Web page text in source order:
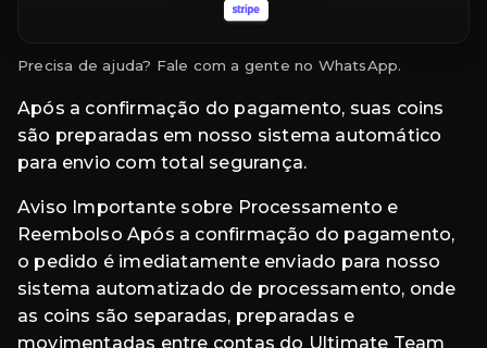
Precisa de ajuda? Fale com a gente no WhatsApp.
Após a confirmação do pagamento, suas coins
são preparadas em nosso sistema automático
para envio com total segurança.
Aviso Importante sobre Processamento e
Reembolso Após a confirmação do pagamento,
o pedido é imediatamente enviado para nosso
sistema automatizado de processamento, onde
as coins são separadas, preparadas e
movimentadas entre contas do Ultimate Team